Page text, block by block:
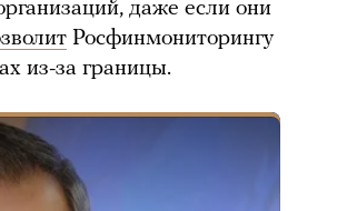
даже если они
Росфинмониторингу
из-за границы.